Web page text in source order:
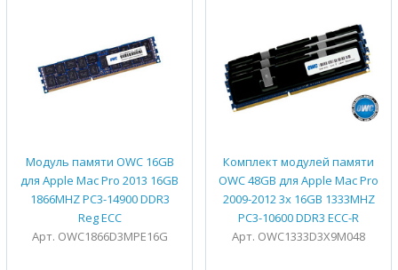
Модуль памяти OWC 16GB
для Apple Mac Pro 2013 16GB
1866MHZ PC3-14900 DDR3
Reg ECC
Арт. OWC1866D3MPE16G
Комплект модулей памяти
OWC 48GB для Apple Mac Pro
2009-2012 3x 16GB 1333MHZ
PC3-10600 DDR3 ECC-R
Арт. OWC1333D3X9M048